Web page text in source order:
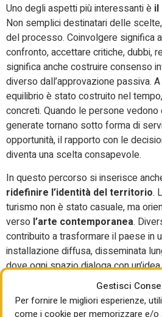
Gestisci
Per fornire le migliori esperienze,
come i cookie per memorizzare e/o
Uno degli aspetti più interessanti è il
Non semplici destinatari delle
del processo. Coinvolgere significa
confronto, accettare critiche, dubbi,
significa anche costruire consenso
diverso dall’approvazione passiva.
equilibrio è stato costruito nel
concreti. Quando le persone
generate tornano sotto forma di
opportunità, il rapporto con le
diventa una scelta consapevole.
In questo percorso si inserisce
ridefinire l’identità del territorio.
turismo non è stato casuale, ma
verso l’arte contemporanea.
contribuito a trasformare il paese in
installazione diffusa, disseminata
dove ogni spazio dialoga con
visione. Il risultato è un paese che
uno sguardo diverso, quasi